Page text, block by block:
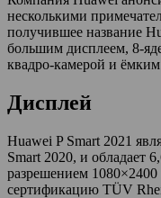
несколькими
получившее название
большим дисплеем, 8-
квадро-камерой и
Дисплей
Huawei P Smart 2021
Smart 2020, и обладает
разрешением
сертификацию TÜV